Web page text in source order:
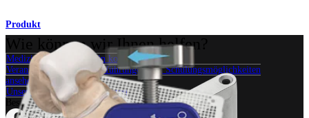
Produkt
Wie können wir Ihnen helfen?
Medizinproduktberater:in kontaktieren
Veranstaltungen, Lab-Vorführungen und Schulungsmöglichkeiten
ansehen
Unseren Newsletter abonnieren
Besuchen Sie uns